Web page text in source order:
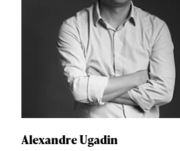
Alexandre Ugadin